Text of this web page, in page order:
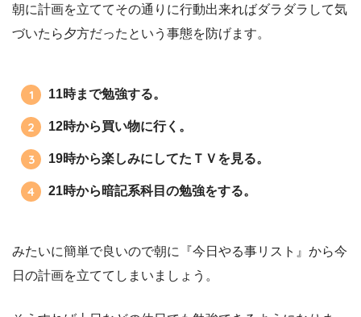
朝に計画を立ててその通りに行動出来ればダラダラして気
づいたら夕方だったという事態を防げます。
11時まで勉強する。
12時から買い物に行く。
19時から楽しみにしてたＴＶを見る。
21時から暗記系科目の勉強をする。
みたいに簡単で良いので朝に『今日やる事リスト』から今
日の計画を立ててしまいましょう。